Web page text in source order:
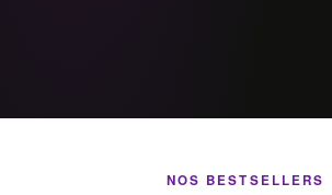
NOS BESTSELLERS